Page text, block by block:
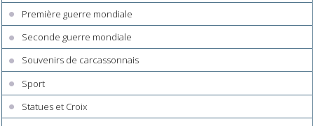
Première guerre mondiale
Seconde guerre mondiale
Souvenirs de carcassonnais
Sport
Statues et Croix